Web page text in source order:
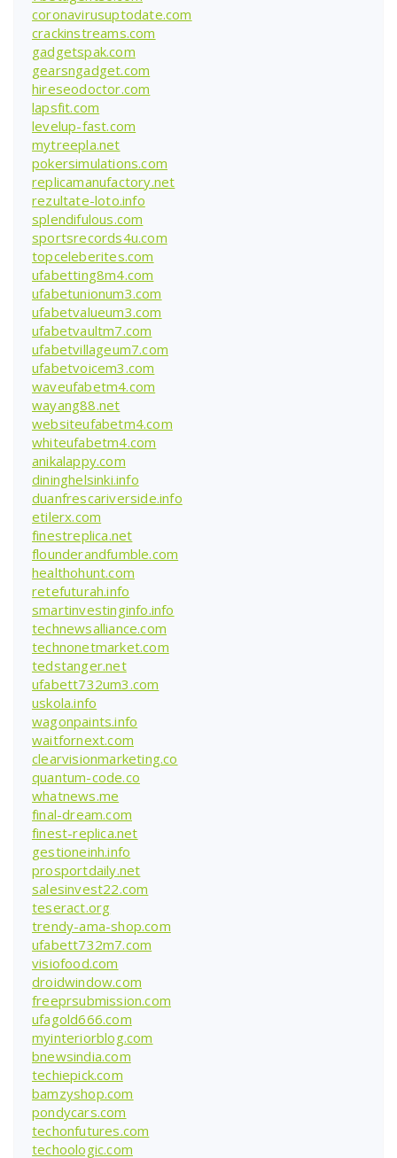
coronavirusuptodate.com
crackinstreams.com
gadgetspak.com
gearsngadget.com
hireseodoctor.com
lapsfit.com
levelup-fast.com
mytreepla.net
pokersimulations.com
replicamanufactory.net
rezultate-loto.info
splendifulous.com
sportsrecords4u.com
topceleberites.com
ufabetting8m4.com
ufabetunionum3.com
ufabetvalueum3.com
ufabetvaultm7.com
ufabetvillageum7.com
ufabetvoicem3.com
waveufabetm4.com
wayang88.net
websiteufabetm4.com
whiteufabetm4.com
anikalappy.com
dininghelsinki.info
duanfrescariverside.info
etilerx.com
finestreplica.net
flounderandfumble.com
healthohunt.com
retefuturah.info
smartinvestinginfo.info
technewsalliance.com
technonetmarket.com
tedstanger.net
ufabett732um3.com
uskola.info
wagonpaints.info
waitfornext.com
clearvisionmarketing.co
quantum-code.co
whatnews.me
final-dream.com
finest-replica.net
gestioneinh.info
prosportdaily.net
salesinvest22.com
teseract.org
trendy-ama-shop.com
ufabett732m7.com
visiofood.com
droidwindow.com
freeprsubmission.com
ufagold666.com
myinteriorblog.com
bnewsindia.com
techiepick.com
bamzyshop.com
pondycars.com
techonfutures.com
techoologic.com